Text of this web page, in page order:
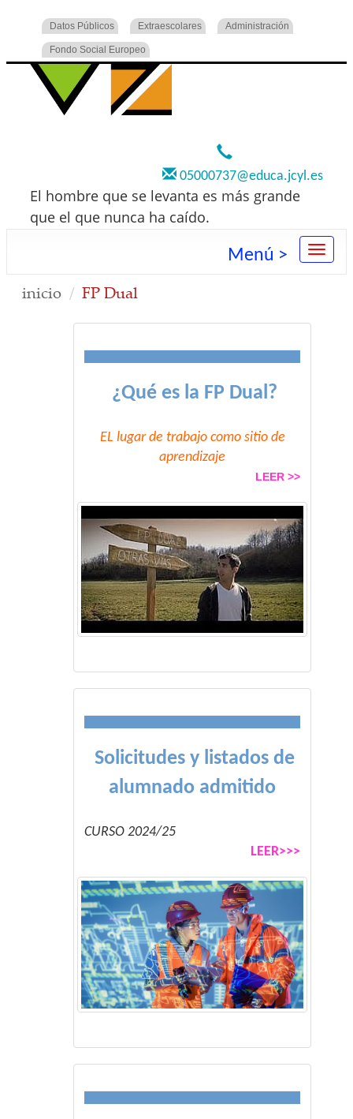
Datos Públicos Extraescolares Administración
Fondo Social Europeo
05000737@educa.jcyl.es
El hombre que se levanta es más grande
que el que nunca ha caído.
Menú >
inicio FP Dual
¿Qué es la FP Dual?
EL lugar de trabajo como sitio de
aprendizaje
LEER >>
Solicitudes y listados de
alumnado admitido
CURSO 2024/25
LEER>>>